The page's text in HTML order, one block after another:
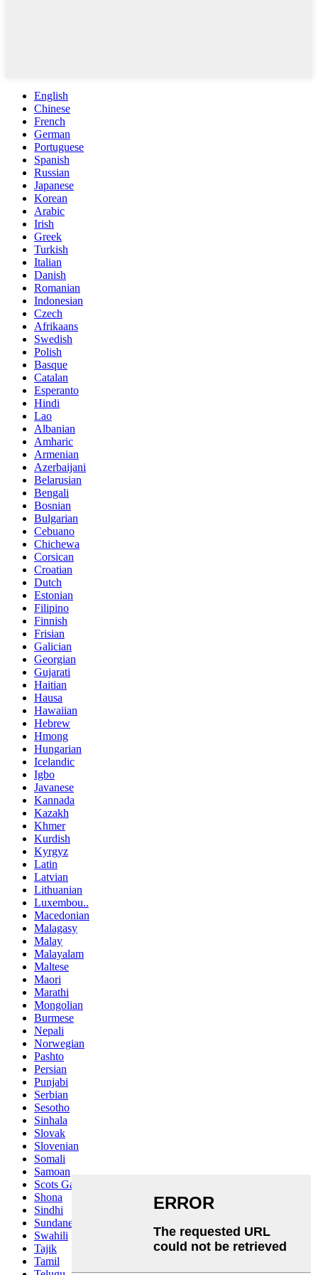
English
Chinese
French
German
Portuguese
Spanish
Russian
Japanese
Korean
Arabic
Irish
Greek
Turkish
Italian
Danish
Romanian
Indonesian
Czech
Afrikaans
Swedish
Polish
Basque
Catalan
Esperanto
Hindi
Lao
Albanian
Amharic
Armenian
Azerbaijani
Belarusian
Bengali
Bosnian
Bulgarian
Cebuano
Chichewa
Corsican
Croatian
Dutch
Estonian
Filipino
Finnish
Frisian
Galician
Georgian
Gujarati
Haitian
Hausa
Hawaiian
Hebrew
Hmong
Hungarian
Icelandic
Igbo
Javanese
Kannada
Kazakh
Khmer
Kurdish
Kyrgyz
Latin
Latvian
Lithuanian
Luxembou..
Macedonian
Malagasy
Malay
Malayalam
Maltese
Maori
Marathi
Mongolian
Burmese
Nepali
Norwegian
Pashto
Persian
Punjabi
Serbian
Sesotho
Sinhala
Slovak
Slovenian
Somali
Samoan
Scots Gaelic
Shona
Sindhi
Sundanese
Swahili
Tajik
Tamil